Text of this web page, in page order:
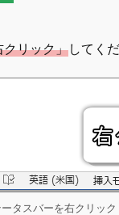
クリック」してく
ータスバーを右クリック